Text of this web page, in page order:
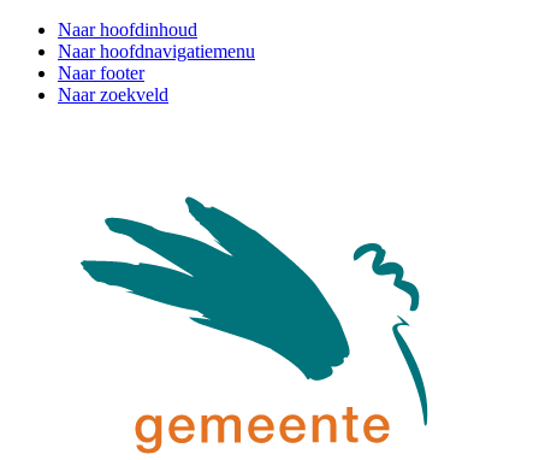
Naar hoofdinhoud
Naar hoofdnavigatiemenu
Naar footer
Naar zoekveld